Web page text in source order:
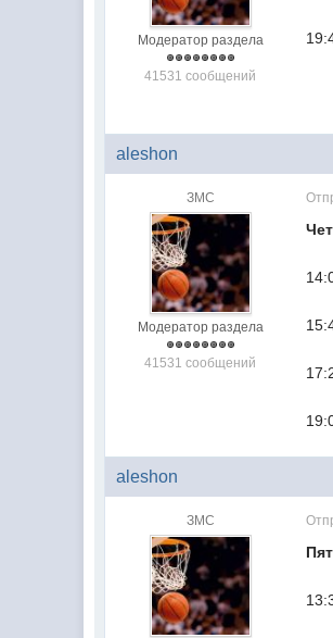
Модератор раздела
41531 сообщений
aleshon
ЗМС
Модератор раздела
41531 сообщений
aleshon
ЗМС